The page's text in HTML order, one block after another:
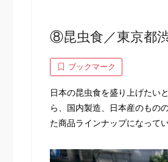
⑧昆虫食／東京都
ブックマーク
日本の昆虫食を盛り上げたい
ら、国内製造、日本産のもの
た商品ラインナップになってい